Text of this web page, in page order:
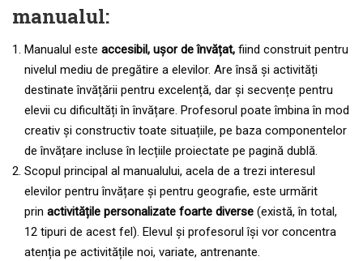
manualul:
Manualul este accesibil, ușor de învățat, fiind construit pentru
nivelul mediu de pregătire a elevilor. Are însă și activități
destinate învățării pentru excelență, dar și secvențe pentru
elevii cu dificultăți în învățare. Profesorul poate îmbina în mod
creativ și constructiv toate situațiile, pe baza componentelor
de învățare incluse în lecțiile proiectate pe pagină dublă.
Scopul principal al manualului, acela de a trezi interesul
elevilor pentru învățare și pentru geografie, este urmărit
prin activitățile personalizate foarte diverse (există, în total,
12 tipuri de acest fel). Elevul și profesorul își vor concentra
atenția pe activitățile noi, variate, antrenante.